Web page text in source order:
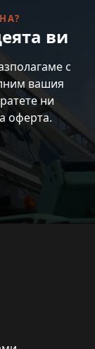
ви
с
вашия
ни
оферта.